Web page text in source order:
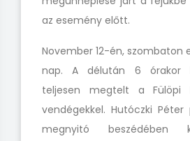
az esemény előtt.
November 12-én, szombaton
nap. A délután 6 órakor
teljesen megtelt a Fülöpi
vendégekkel. Hutóczki
megnyitó beszédében